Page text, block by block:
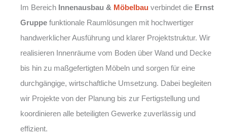
Im Bereich Innenausbau & Möbelbau verbindet die Ernst
Gruppe funktionale Raumlösungen mit hochwertiger
handwerklicher Ausführung und klarer Projektstruktur. Wir
realisieren Innenräume vom Boden über Wand und Decke
bis hin zu maßgefertigten Möbeln und sorgen für eine
durchgängige, wirtschaftliche Umsetzung. Dabei begleiten
wir Projekte von der Planung bis zur Fertigstellung und
koordinieren alle beteiligten Gewerke zuverlässig und
effizient.